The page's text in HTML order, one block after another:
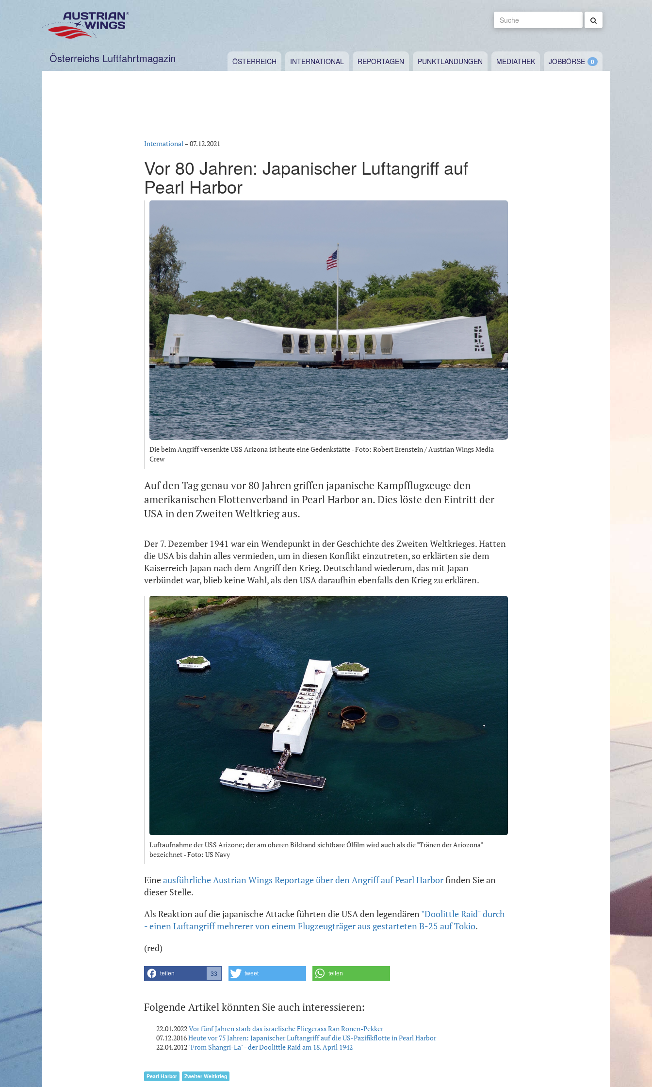
Suche
Österreichs Luftfahrtmagazin ÖSTERREICH INTERNATIONAL REPORTAGEN PUNKTLANDUNGEN MEDIATHEK JOBBÖRSE
International–07.12.2021
Vor 80 Jahren: Japanischer Luftangriff auf
Pearl Harbor
Die beim Angriff versenkte USS Arizona ist heute eine Gedenkstätte - Foto: Robert Erenstein / Austrian Wings Media
Crew
Auf den Tag genau vor 80 Jahren griffen japanische Kampfflugzeuge den
amerikanischen Flottenverband in Pearl Harbor an. Dies löste den Eintritt der
USA in den Zweiten Weltkrieg aus.
Der 7. Dezember 1941 war ein Wendepunkt in der Geschichte des Zweiten Weltkrieges. Hatten
die USA bis dahin alles vermieden, um in diesen Konflikt einzutreten, so erklärten sie dem
Kaiserreich Japan nach dem Angriff den Krieg. Deutschland wiederum, das mit Japan
verbündet war, blieb keine Wahl, als den USA daraufhin ebenfalls den Krieg zu erklären.
Luftaufnahme der USS Arizone; der am oberen Bildrand sichtbare Ölfilm wird auch als die "Tränen der Ariozona"
bezeichnet - Foto: US Navy
Eineausführliche Austrian Wings Reportage über den Angriff auf Pearl Harborfinden Sie an
dieser Stelle.
Als Reaktion auf die japanische Attacke führten die USA den legendären"Doolittle Raid" durch
- einen Luftangriff mehrerer von einem Flugzeugträger aus gestarteten B-25 auf Tokio.
(red)
teilen 33 tweet teilen
Folgende Artikel könnten Sie auch interessieren:
22.01.2022Vor fünf Jahren starb das israelische Fliegerass Ran Ronen-Pekker
07.12.2016Heute vor 75 Jahren: Japanischer Luftangriff auf die US-Pazifikflotte in Pearl Harbor
22.04.2012"From Shangri-La" - der Doolittle Raid am 18. April 1942
Pearl Harbor Zweiter Weltkrieg